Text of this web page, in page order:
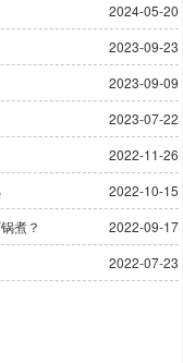
2024-05-20
2023-09-23
2023-09-09
2023-07-22
2022-11-26
2022-10-15
2022-09-17
煮？
2022-07-23